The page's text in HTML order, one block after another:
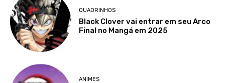
QUADRINHOS
Black Clover vai entrar em seu Arco
Final no Mangá em 2025
ANIMES